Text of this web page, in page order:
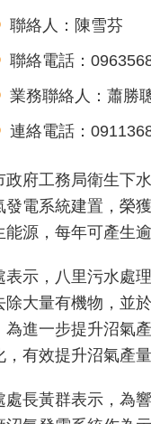
聯絡人：陳雪芬
聯絡電話：
業務聯絡人：蕭勝
連絡電話：
政府工務局衛生下
發電系統建置，榮
能源，每年可產生
表示，八里污水處
除大量有機物，並
為進一步提升沼氣
，有效提升沼氣產
處長黃群表示，為